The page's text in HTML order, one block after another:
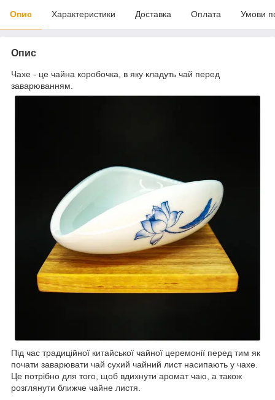
Опис Характеристики Доставка Оплата Умови
Опис
Чахе - це чайна коробочка, в яку кладуть чай перед
заварюванням.
Під час традиційної китайської чайної церемонії перед тим як
почати заварювати чай сухий чайний лист насипають у чахе.
Це потрібно для того, щоб вдихнути аромат чаю, а також
розглянути ближче чайне листя.